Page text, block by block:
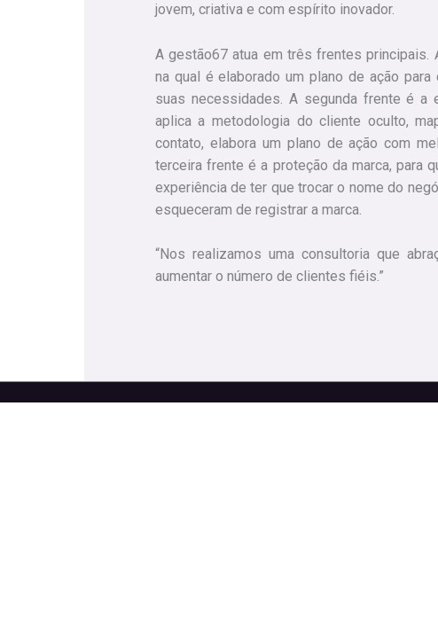
jovem, criativa e com espírito inovador.
A gestão67 atua em três frentes
na qual é elaborado um plano de ação
suas necessidades. A segunda frente é a
aplica a metodologia do cliente oculto,
contato, elabora um plano de ação com
terceira frente é a proteção da marca, para
experiência de ter que trocar o nome do
esqueceram de registrar a marca.
“Nos realizamos uma consultoria que
aumentar o número de clientes fiéis.”